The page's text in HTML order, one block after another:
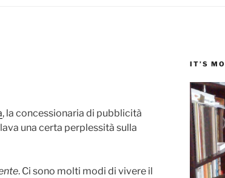
, la concessionaria di pubblicità
una certa perplessità sulla
. Ci sono molti modi di vivere il
IT’S